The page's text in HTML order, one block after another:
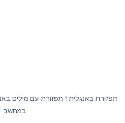
תפזורת באנגלית ! תפזורת עם מילים
במחשב